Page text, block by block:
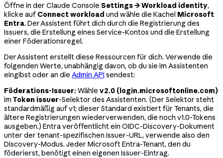
Öffne in der Claude Console Settings → Workload identity,
klicke auf Connect workload und wähle die Kachel Microsoft
Entra. Der Assistent führt dich durch die Registrierung des
Issuers, die Erstellung eines Service-Kontos und die Erstellung
einer Föderationsregel.
Der Assistent erstellt diese Ressourcen für dich. Verwende die
folgenden Werte, unabhängig davon, ob du sie im Assistenten
eingibst oder an die Admin API sendest:
Föderations-Issuer:Wähle v2.0 (login.microsoftonline.com)
im Token issuer-Selektor des Assistenten. (Der Selektor steht
standardmäßig auf v1; dieser Standard existiert für Tenants, die
ältere Registrierungen wiederverwenden, die noch v1.0-Tokens
ausgeben.) Entra veröffentlicht ein OIDC-Discovery-Dokument
unter der tenant-spezifischen Issuer-URL, verwende also den
Discovery-Modus. Jeder Microsoft Entra-Tenant, den du
föderierst, benötigt einen eigenen Issuer-Eintrag.